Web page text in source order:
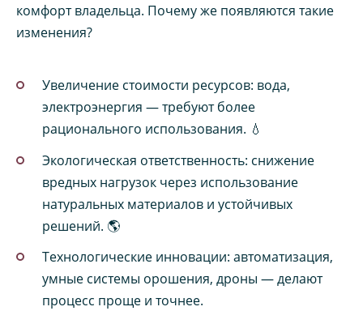
комфорт владельца. Почему же появляются такие
изменения?
Увеличение стоимости ресурсов: вода,
электроэнергия — требуют более
рационального использования. 💧
Экологическая ответственность: снижение
вредных нагрузок через использование
натуральных материалов и устойчивых
решений. 🌎
Технологические инновации: автоматизация,
умные системы орошения, дроны — делают
процесс проще и точнее.